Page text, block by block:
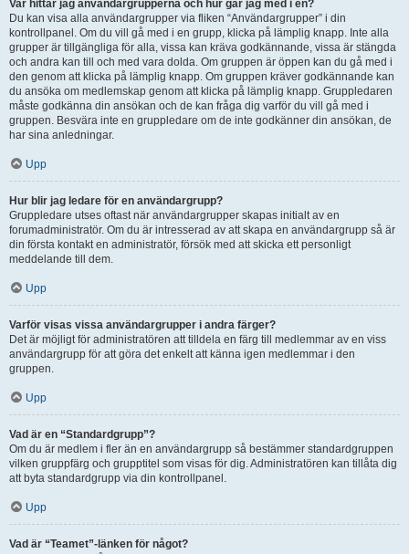
Var hittar jag användargrupperna och hur går jag med i en?
Du kan visa alla användargrupper via fliken “Användargrupper” i din
kontrollpanel. Om du vill gå med i en grupp, klicka på lämplig knapp. Inte alla
grupper är tillgängliga för alla, vissa kan kräva godkännande, vissa är stängda
och andra kan till och med vara dolda. Om gruppen är öppen kan du gå med i
den genom att klicka på lämplig knapp. Om gruppen kräver godkännande kan
du ansöka om medlemskap genom att klicka på lämplig knapp. Gruppledaren
måste godkänna din ansökan och de kan fråga dig varför du vill gå med i
gruppen. Besvära inte en gruppledare om de inte godkänner din ansökan, de
har sina anledningar.
Upp
Hur blir jag ledare för en användargrupp?
Gruppledare utses oftast när användargrupper skapas initialt av en
forumadministratör. Om du är intresserad av att skapa en användargrupp så är
din första kontakt en administratör, försök med att skicka ett personligt
meddelande till dem.
Upp
Varför visas vissa användargrupper i andra färger?
Det är möjligt för administratören att tilldela en färg till medlemmar av en viss
användargrupp för att göra det enkelt att känna igen medlemmar i den
gruppen.
Upp
Vad är en “Standardgrupp”?
Om du är medlem i fler än en användargrupp så bestämmer standardgruppen
vilken gruppfärg och grupptitel som visas för dig. Administratören kan tillåta dig
att byta standardgrupp via din kontrollpanel.
Upp
Vad är “Teamet”-länken för något?